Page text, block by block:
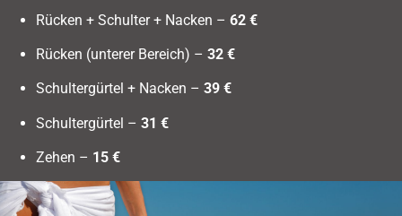
Rücken + Schulter + Nacken – 62 €
Rücken (unterer Bereich) – 32 €
Schultergürtel + Nacken – 39 €
Schultergürtel – 31 €
Zehen – 15 €